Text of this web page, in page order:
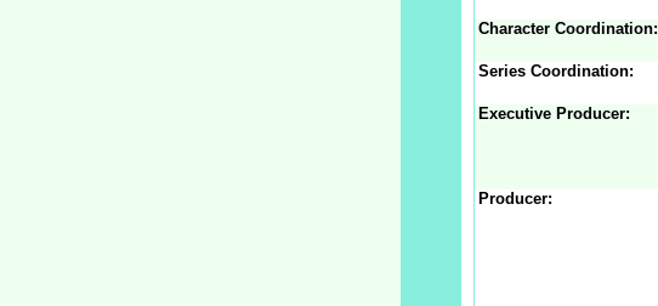
Character Coordination:
Series Coordination:
Executive Producer:
Producer: